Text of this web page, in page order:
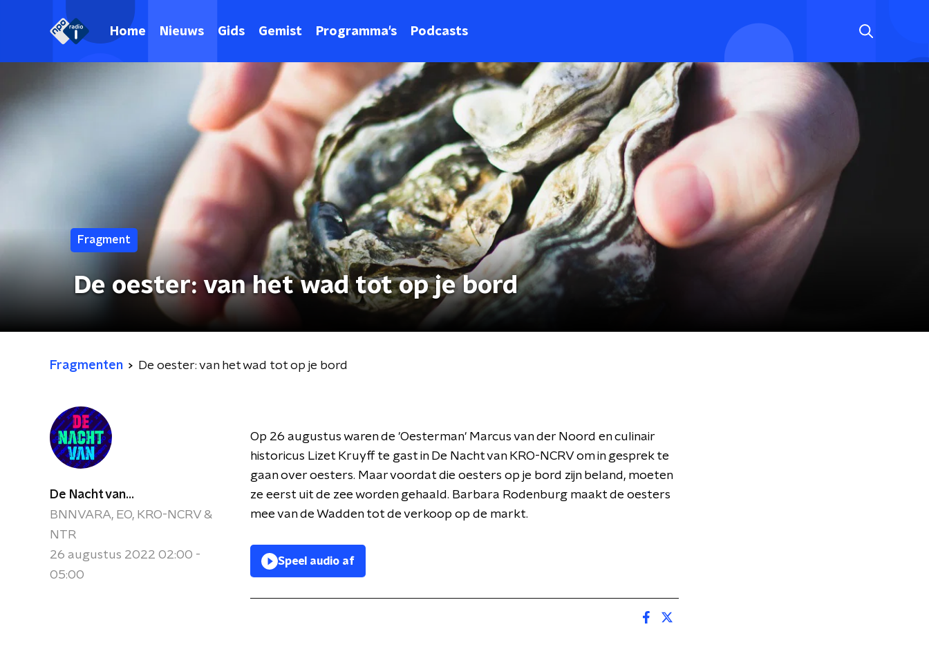
Home Nieuws Gids Gemist Programma's Podcasts
Fragment
De oester: van het wad tot op je bord
Fragmenten De oester: van het wad tot op je bord
De Nacht van...
BNNVARA, EO, KRO-NCRV &
NTR
26 augustus 2022 02:00 -
05:00
Op 26 augustus waren de 'Oesterman' Marcus van der Noord en culinair
historicus Lizet Kruyff te gast in De Nacht van KRO-NCRV om in gesprek te
gaan over oesters. Maar voordat die oesters op je bord zijn beland, moeten
ze eerst uit de zee worden gehaald. Barbara Rodenburg maakt de oesters
mee van de Wadden tot de verkoop op de markt.
Speel audio af